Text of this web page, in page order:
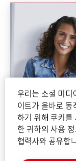
우리는 소셜 미
이트가 올바로
하기 위해 쿠키를
한 귀하의 사용
협력사와 공유합